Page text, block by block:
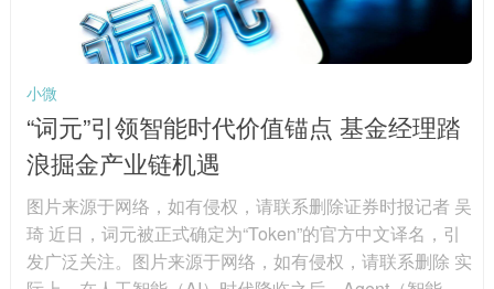
小微
“词元”引领智能时代价值锚点 基金经理踏
浪掘金产业链机遇
图片来源于网络，如有侵权，请联系删除证券时报记者 吴
琦 近日，词元被正式确定为“Token”的官方中文译名，引
发广泛关注。图片来源于网络，如有侵权，请联系删除 实